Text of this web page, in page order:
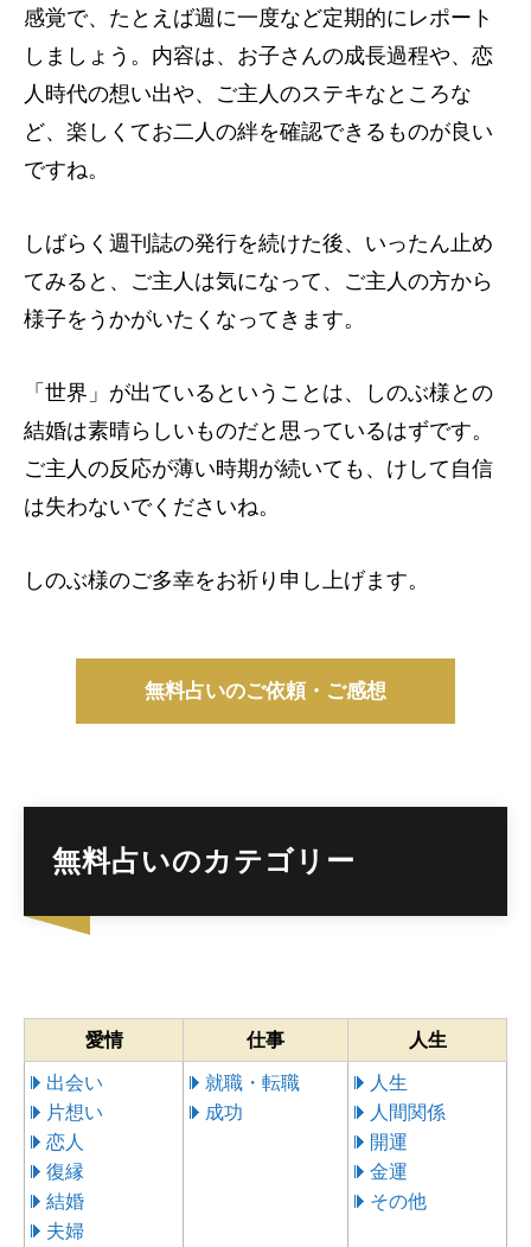
感覚で、たとえば週に一度など定期的にレポート
しましょう。内容は、お子さんの成長過程や、恋
人時代の想い出や、ご主人のステキなところな
ど、楽しくてお二人の絆を確認できるものが良い
ですね。
しばらく週刊誌の発行を続けた後、いったん止め
てみると、ご主人は気になって、ご主人の方から
様子をうかがいたくなってきます。
「世界」が出ているということは、しのぶ様との
結婚は素晴らしいものだと思っているはずです。
ご主人の反応が薄い時期が続いても、けして自信
は失わないでくださいね。
しのぶ様のご多幸をお祈り申し上げます。
無料占いのカテゴリー
愛情 仕事 人生
出会い
片想い
恋人
復縁
結婚
夫婦
就職・転職
成功
人生
人間関係
開運
金運
その他